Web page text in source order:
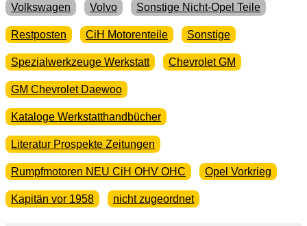
Volkswagen Volvo Sonstige Nicht-Opel Teile
Restposten CiH Motorenteile Sonstige
Spezialwerkzeuge Werkstatt Chevrolet GM
GM Chevrolet Daewoo
Kataloge Werkstatthandbücher
Literatur Prospekte Zeitungen
Rumpfmotoren NEU CiH OHV OHC Opel Vorkrieg
Kapitän vor 1958 nicht zugeordnet